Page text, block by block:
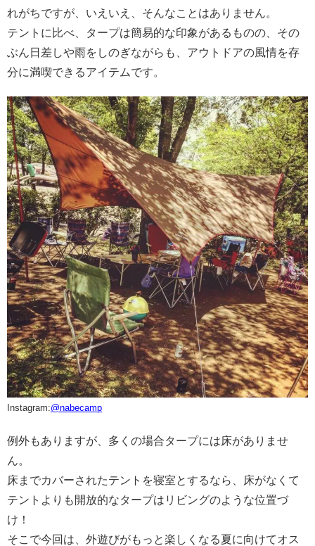
れがちですが、いえいえ、そんなことはありません。
テントに比べ、タープは簡易的な印象があるものの、その
ぶん日差しや雨をしのぎながらも、アウトドアの風情を存
分に満喫できるアイテムです。
Instagram:@nabecamp
例外もありますが、多くの場合タープには床がありませ
ん。
床までカバーされたテントを寝室とするなら、床がなくて
テントよりも開放的なタープはリビングのような位置づ
け！
そこで今回は、外遊びがもっと楽しくなる夏に向けてオス